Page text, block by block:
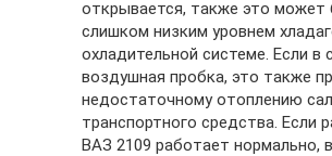
открывается, также это может
слишком низким уровнем
охладительной системе. Если в
воздушная пробка, это также
недостаточному отоплению
транспортного средства. Если
ВАЗ 2109 работает нормально,